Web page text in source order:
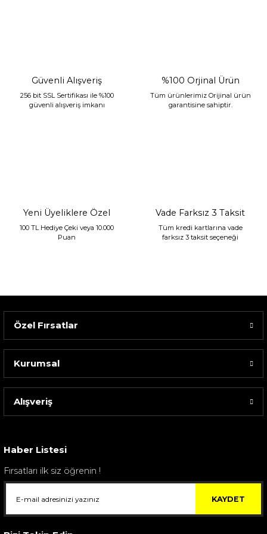
Sarev Elfıda Flanel Nevresim Takımı Çift Kişili...
Güvenli Alışveriş
256 bit SSL Sertifikası ile %100
güvenli alışveriş imkanı
%100 Orjinal Ürün
Tüm ürünlerimiz Orijinal ürün
garantisine sahiptir.
Yeni Üyeliklere Özel
100 TL Hediye Çeki veya 10.000
Puan
Vade Farksız 3 Taksit
Tüm kredi kartlarına vade
farksız 3 taksit seçeneği
Özel Fırsatlar
Kurumsal
Alışveriş
Haber Listesi
Fırsatları ilk siz öğrenin !
KAYDET